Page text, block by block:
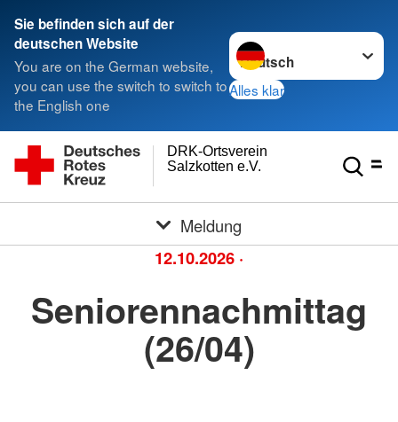
Sie befinden sich auf der
deutschen Website
You are on the German website,
you can use the switch to switch to
the English one
Sprache wechseln zu
Alles klar
Salzkotten e.V.
DRK-Ortsverein
Meldung
12.10.2026 ·
Seniorennachmittag
(26/04)